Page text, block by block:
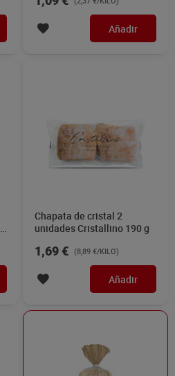
Añadir
Chapata de cristal 2
unidades Cristallino 190 g
1,69 € (8,89 €/KILO)
Añadir